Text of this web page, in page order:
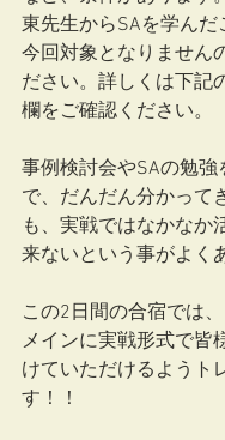
東先生からSAを学んだ
今回対象となりません
ださい。詳しくは下記
欄をご確認ください。
事例検討会やSAの勉強
で、だんだん分かって
も、実戦ではなかなか
来ないという事がよく
この2日間の合宿では
メインに実戦形式で皆
けていただけるようト
す！！